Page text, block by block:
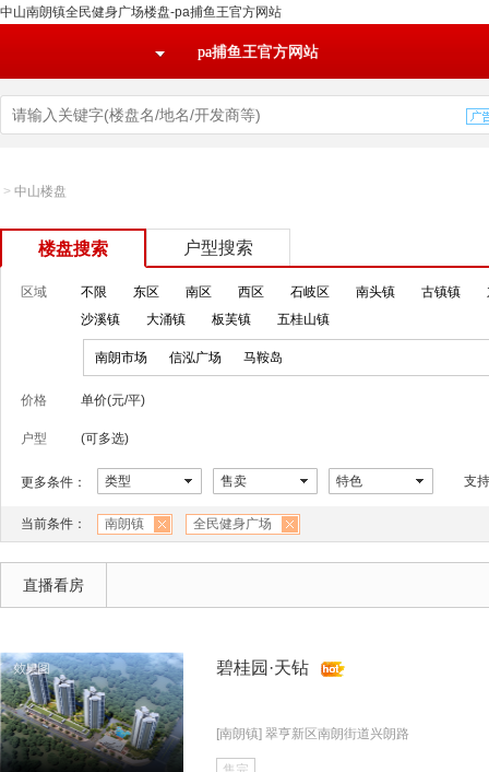
中山南朗镇全民健身广场楼盘-pa捕鱼王官方网站
pa捕鱼王官方网站
> 中山楼盘
楼盘搜索 户型搜索
区域 不限 东区 南区 西区 石岐区 南头镇 古镇镇
沙溪镇
大涌镇 板芙镇 五桂山镇
南朗市场 信泓广场 马鞍岛
价格 单价(元/平)
户型 (可多选)
更多条件： 类型 售卖 特色 支
当前条件： 南朗镇 全民健身广场
直播看房
碧桂园·天钻
[南朗镇] 翠亨新区南朗街道兴朗路